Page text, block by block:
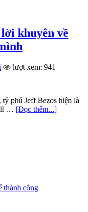
khuyên về
lượt xem: 941
phú Jeff Bezos hiện là
… [Đọc thêm...]
thành công